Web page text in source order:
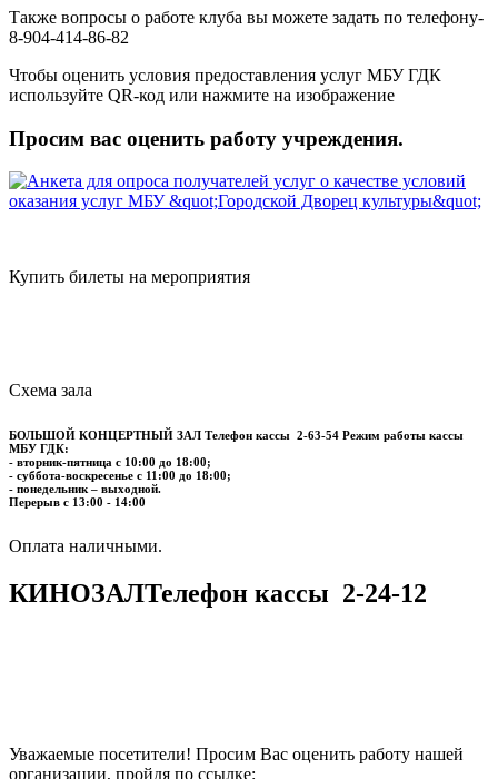
Также вопросы о работе клуба вы можете задать по телефону-
8-904-414-86-82
Чтобы оценить условия предоставления услуг МБУ ГДК
используйте QR-код или нажмите на изображение
Просим вас оценить работу учреждения.
Купить билеты на мероприятия
Схема зала
БОЛЬШОЙ КОНЦЕРТНЫЙ ЗАЛ Телефон кассы 2-63-54 Режим работы кассы
МБУ ГДК:
- вторник-пятница с 10:00 до 18:00;
- суббота-воскресенье с 11:00 до 18:00;
- понедельник – выходной.
Перерыв с 13:00 - 14:00
​​​​​​​Оплата наличными.
КИНОЗАЛТелефон кассы 2-24-12
Уважаемые посетители! Просим Вас оценить работу нашей
организации, пройдя по ссылке: